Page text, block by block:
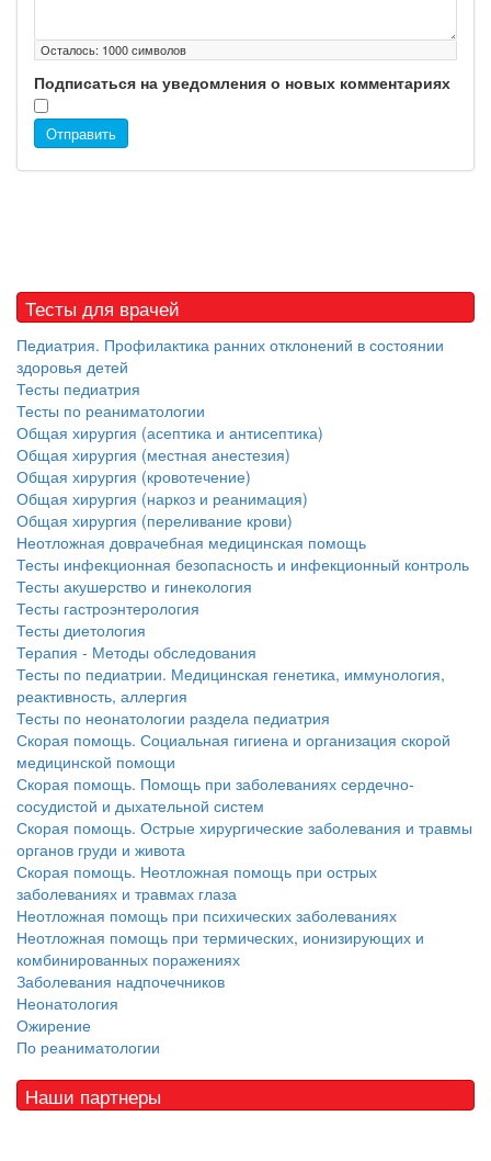
Осталось: 1000символов
Подписаться на уведомления о новых комментариях
Отправить
Тесты для врачей
Педиатрия. Профилактика ранних отклонений в состоянии
здоровья детей
Тесты педиатрия
Тесты по реаниматологии
Общая хирургия (асептика и антисептика)
Общая хирургия (местная анестезия)
Общая хирургия (кровотечение)
Общая хирургия (наркоз и реанимация)
Общая хирургия (переливание крови)
Неотложная доврачебная медицинская помощь
Тесты инфекционная безопасность и инфекционный контроль
Тесты акушерство и гинекология
Тесты гастроэнтерология
Тесты диетология
Терапия - Методы обследования
Тесты по педиатрии. Медицинская генетика, иммунология,
реактивность, аллергия
Тесты по неонатологии раздела педиатрия
Скорая помощь. Социальная гигиена и организация скорой
медицинской помощи
Скорая помощь. Помощь при заболеваниях сердечно-
сосудистой и дыхательной систем
Скорая помощь. Острые хирургические заболевания и травмы
органов груди и живота
Скорая помощь. Неотложная помощь при острых
заболеваниях и травмах глаза
Неотложная помощь при психических заболеваниях
Неотложная помощь при термических, ионизирующих и
комбинированных поражениях
Заболевания надпочечников
Неонатология
Ожирение
По реаниматологии
Наши партнеры